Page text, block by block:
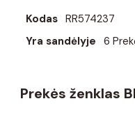
Kodas RR574237
Yra sandėlyje 6
Prekės ženklas